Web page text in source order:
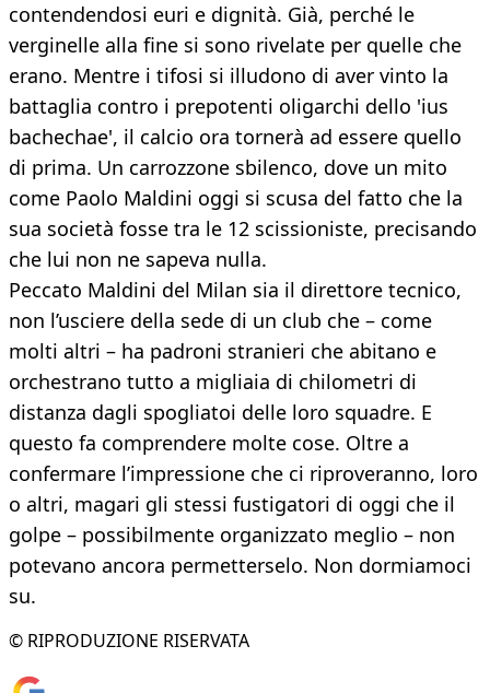
contendendosi euri e dignità. Già, perché le
verginelle alla fine si sono rivelate per quelle che
erano. Mentre i tifosi si illudono di aver vinto la
battaglia contro i prepotenti oligarchi dello 'ius
bachechae', il calcio ora tornerà ad essere quello
di prima. Un carrozzone sbilenco, dove un mito
come Paolo Maldini oggi si scusa del fatto che la
sua società fosse tra le 12 scissioniste, precisando
che lui non ne sapeva nulla.
Peccato Maldini del Milan sia il direttore tecnico,
non l’usciere della sede di un club che – come
molti altri – ha padroni stranieri che abitano e
orchestrano tutto a migliaia di chilometri di
distanza dagli spogliatoi delle loro squadre. E
questo fa comprendere molte cose. Oltre a
confermare l’impressione che ci riproveranno, loro
o altri, magari gli stessi fustigatori di oggi che il
golpe – possibilmente organizzato meglio – non
potevano ancora permetterselo. Non dormiamoci
su.
© RIPRODUZIONE RISERVATA